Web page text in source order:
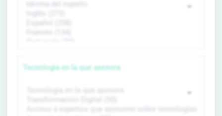
Tecnología en la que asesora